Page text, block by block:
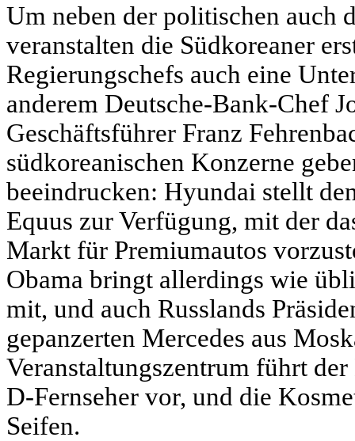
Um neben der politischen auch
veranstalten die Südkoreaner
Regierungschefs auch eine
anderem Deutsche-Bank-Chef
Geschäftsführer Franz
südkoreanischen Konzerne
beeindrucken: Hyundai stellt
Equus zur Verfügung, mit der
Markt für Premiumautos
Obama bringt allerdings wie
mit, und auch Russlands
gepanzerten Mercedes aus
Veranstaltungszentrum führt
D-Fernseher vor, und die
Seifen.